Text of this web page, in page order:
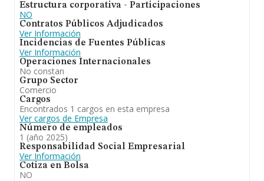
Estructura corporativa - Participaciones
NO
Contratos Públicos Adjudicados
Ver Información
Incidencias de Fuentes Públicas
Ver Información
Operaciones Internacionales
No constan
Grupo Sector
Comercio
Cargos
Encontrados 1 cargos en esta empresa
Ver cargos de Empresa
Número de empleados
1 (año 2025)
Responsabilidad Social Empresarial
Ver Información
Cotiza en Bolsa
NO